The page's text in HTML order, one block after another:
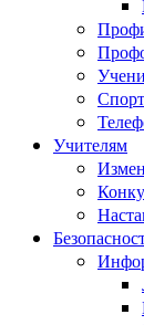
Учителям